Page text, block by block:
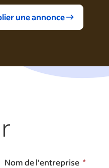
une annonce
Nom de l'entreprise